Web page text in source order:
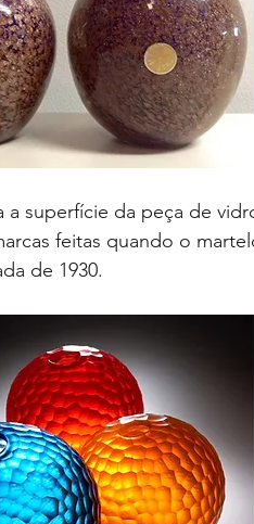
a superfície da peça de
feitas quando o
de 1930.